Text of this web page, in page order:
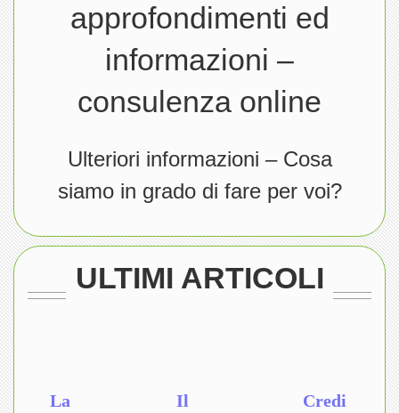
approfondimenti ed
informazioni –
consulenza online
Ulteriori informazioni – Cosa
siamo in grado di fare per voi?
ULTIMI ARTICOLI
La
Il
Credi